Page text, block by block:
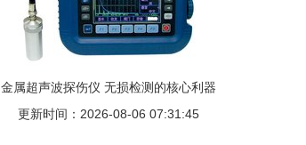
金属超声波探伤仪 无损检测的核心利器
更新时间：2026-08-06 07:31:45